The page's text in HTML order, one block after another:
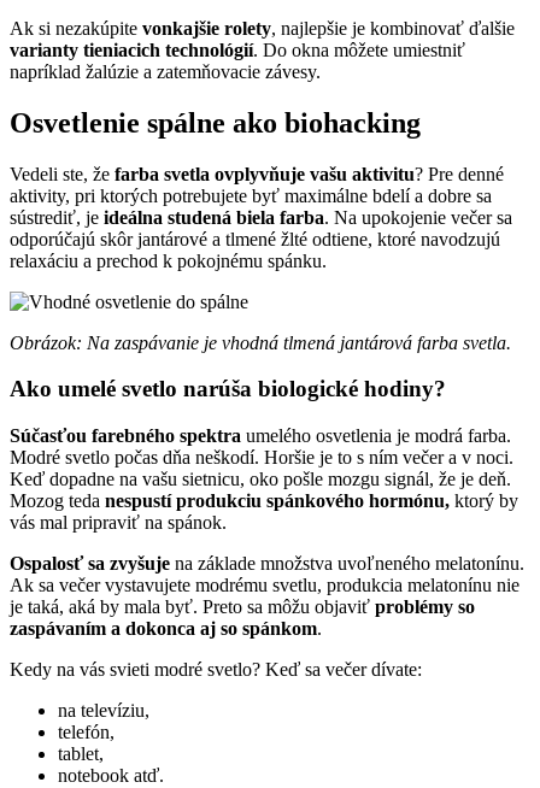
Ak si nezakúpite vonkajšie rolety, najlepšie je kombinovať ďalšie
varianty tieniacich technológií. Do okna môžete umiestniť
napríklad žalúzie a zatemňovacie závesy.
Osvetlenie spálne ako biohacking
Vedeli ste, že farba svetla ovplyvňuje vašu aktivitu? Pre denné
aktivity, pri ktorých potrebujete byť maximálne bdelí a dobre sa
sústrediť, je ideálna studená biela farba. Na upokojenie večer sa
odporúčajú skôr jantárové a tlmené žlté odtiene, ktoré navodzujú
relaxáciu a prechod k pokojnému spánku.
Obrázok: Na zaspávanie je vhodná tlmená jantárová farba svetla.
Ako umelé svetlo narúša biologické hodiny?
Súčasťou farebného spektra umelého osvetlenia je modrá farba.
Modré svetlo počas dňa neškodí. Horšie je to s ním večer a v noci.
Keď dopadne na vašu sietnicu, oko pošle mozgu signál, že je deň.
Mozog teda nespustí produkciu spánkového hormónu, ktorý by
vás mal pripraviť na spánok.
Ospalosť sa zvyšuje na základe množstva uvoľneného melatonínu.
Ak sa večer vystavujete modrému svetlu, produkcia melatonínu nie
je taká, aká by mala byť. Preto sa môžu objaviť problémy so
zaspávaním a dokonca aj so spánkom.
Kedy na vás svieti modré svetlo? Keď sa večer dívate:
na televíziu,
telefón,
tablet,
notebook atď.